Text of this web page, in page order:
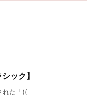
ック】
れた「((